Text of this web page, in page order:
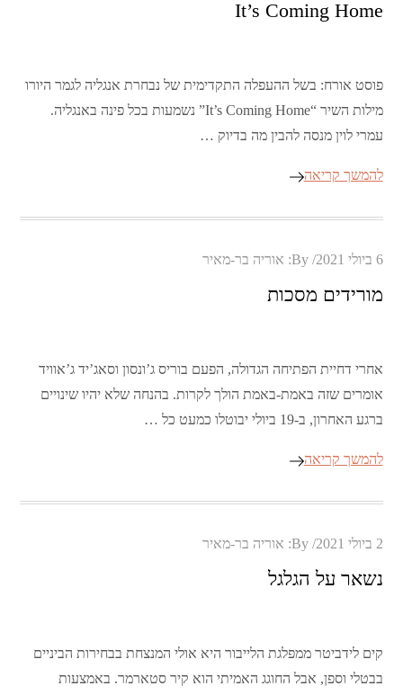
It’s Coming Home
פוסט אורח: בשל ההעפלה התקדימית של נבחרת אנגליה לגמר היורו
מילות השיר “It’s Coming Home” נשמעות בכל פינה באנגליה.
עמרי לוין מנסה להבין מה בדיוק …
להמשך קריאה
Posted
6 ביולי 2021 By: אוריה בר-מאיר
מורידים מסכות
אחרי דחיית הפתיחה הגדולה, הפעם בוריס ג’ונסון וסאג’יד ג’אוויד
אומרים שזה באמת-באמת הולך לקרות. בהנחה שלא יהיו שינויים
ברגע האחרון, ב-19 ביולי יבוטלו כמעט כל …
להמשך קריאה
Posted
2 ביולי 2021 By: אוריה בר-מאיר
נשאר על הגלגל
קים לידביטר ממפלגת הלייבור היא אולי המנצחת בבחירות הביניים
בבטלי וספן, אבל החוגג האמיתי הוא קיר סטארמר. באמצעות